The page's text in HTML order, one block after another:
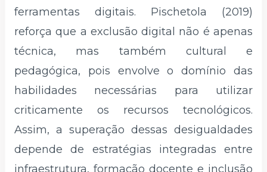
ferramentas digitais. Pischetola (2019)
reforça que a exclusão digital não é apenas
técnica, mas também cultural e
pedagógica, pois envolve o domínio das
habilidades necessárias para utilizar
criticamente os recursos tecnológicos.
Assim, a superação dessas desigualdades
depende de estratégias integradas entre
infraestrutura, formação docente e inclusão